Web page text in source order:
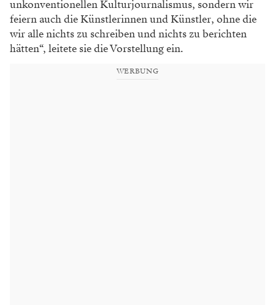
unkonventionellen Kulturjournalismus, sondern wir
feiern auch die Künstlerinnen und Künstler, ohne die
wir alle nichts zu schreiben und nichts zu berichten
hätten“, leitete sie die Vorstellung ein.
WERBUNG